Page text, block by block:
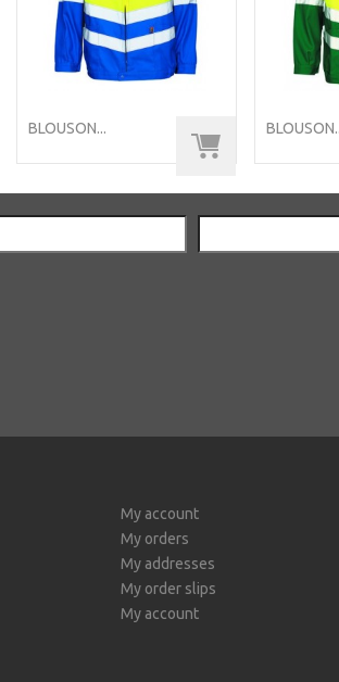
BLOUSON...
My account
My orders
My addresses
My order slips
My account